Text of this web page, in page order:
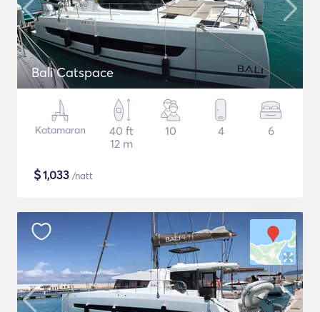
Bali Catspace
Katamaran
40 ft
12 m
10 4 6
$1,033 /natt